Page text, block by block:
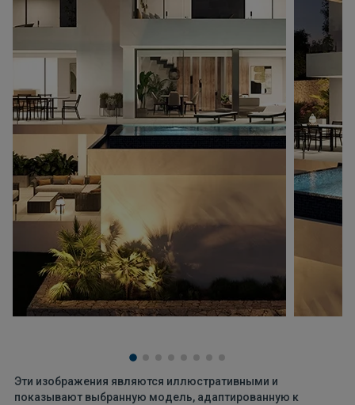
Эти изображения являются иллюстративными и
показывают выбранную модель, адаптированную к